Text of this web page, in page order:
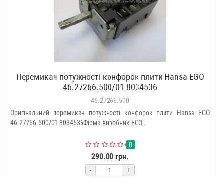
Перемикач потужності конфорок плити Hansa EGO
46.27266.500/01 8034536
46.27266.500
Оригінальний перемикач потужності конфорок плити Hansa EGO
46.27266.500/01 8034536Фірма виробник EGO..
0
290.00 грн.
- +